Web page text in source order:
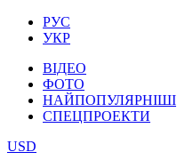
РУС
УКР
ВІДЕО
ФОТО
НАЙПОПУЛЯРНІШІ
СПЕЦПРОЕКТИ
USD